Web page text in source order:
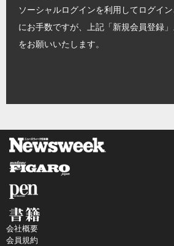
ソーシャルログインを利用してログイ
にお手数ですが、上記「新規会員登録
をお願いいたします。
会社概要
会員規約